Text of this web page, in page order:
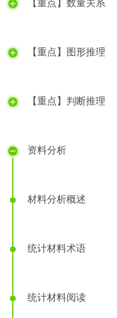
【重点】数量关系
【重点】图形推理
【重点】判断推理
资料分析
材料分析概述
统计材料术语
统计材料阅读